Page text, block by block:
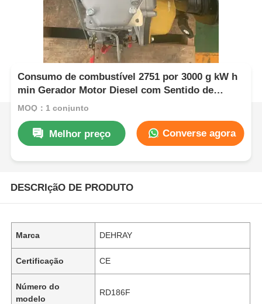
Consumo de combustível 2751 por 3000 g kW h
min Gerador Motor Diesel com Sentido de
Rotação Anti-horário e Grau CD ou Tipo de Óleo
MOQ：1 conjunto
Melhor preço Converse agora
DESCRIçãO DE PRODUTO
Marca DEHRAY
Certificação CE
Número do
modelo
RD186F